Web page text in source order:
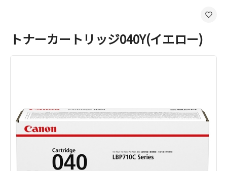
トナーカートリッジ040Y(イエロー)